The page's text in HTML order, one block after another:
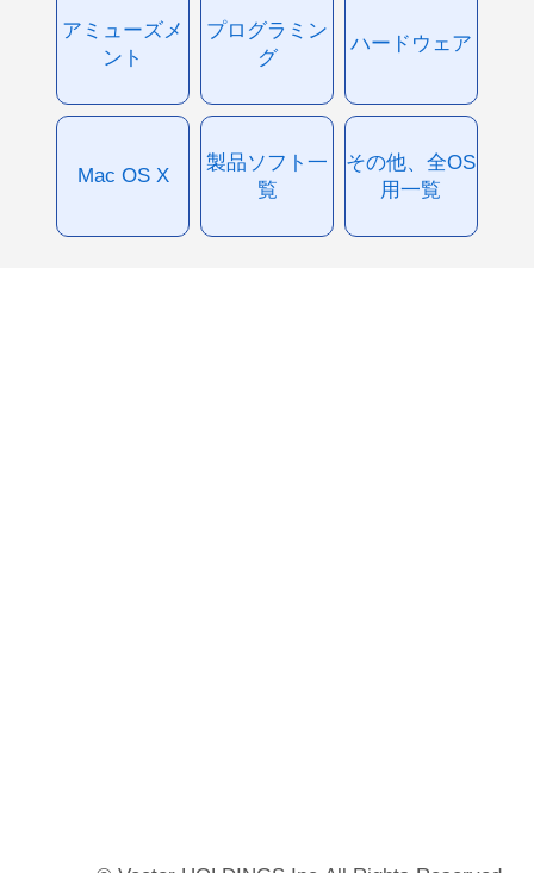
アミューズメ
ント
プログラミン
グ
ハードウェア
Mac OS X
製品ソフト一
覧
その他、全OS
用一覧